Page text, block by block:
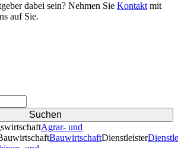
dabei sein? Nehmen Sie Kontakt mit
auf Sie.
Agrar- und
BauwirtschaftDienstleister